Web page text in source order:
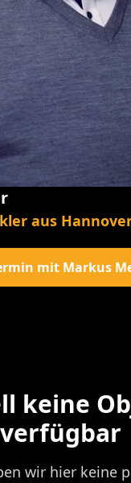
aus
mit Markus
keine
verfügbar
wir hier keine